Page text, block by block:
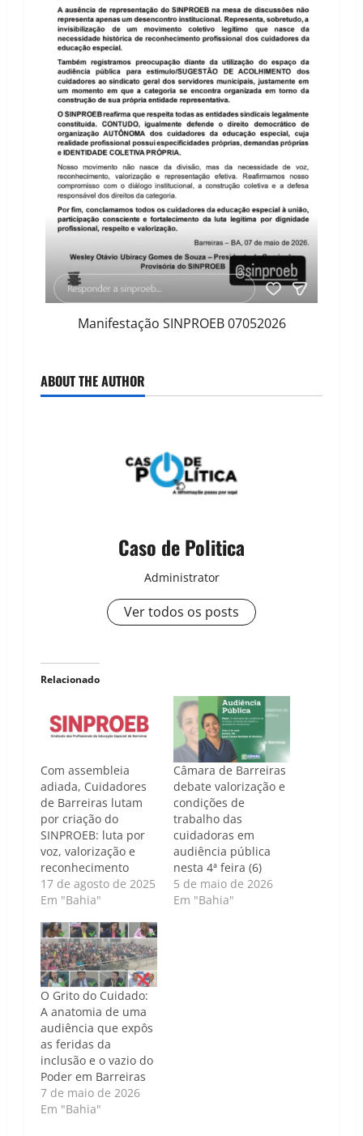
Manifestação SINPROEB 07052026
ABOUT THE AUTHOR
Caso de Politica
Administrator
Ver todos os posts
Relacionado
Com assembleia
adiada, Cuidadores
de Barreiras lutam
por criação do
SINPROEB: luta por
voz, valorização e
reconhecimento
17 de agosto de 2025
Em "Bahia"
Câmara de Barreiras
debate valorização e
condições de
trabalho das
cuidadoras em
audiência pública
nesta 4ª feira (6)
5 de maio de 2026
Em "Bahia"
O Grito do Cuidado:
A anatomia de uma
audiência que expôs
as feridas da
inclusão e o vazio do
Poder em Barreiras
7 de maio de 2026
Em "Bahia"